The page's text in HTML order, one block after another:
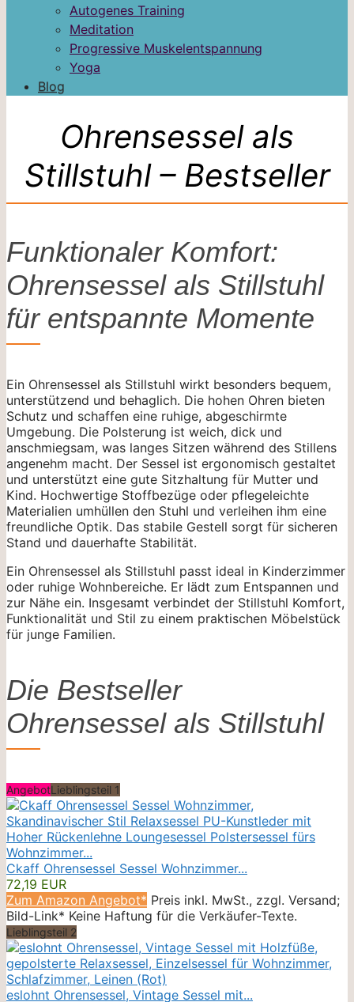
Autogenes Training
Meditation
Progressive Muskelentspannung
Yoga
Blog
Ohrensessel als
Stillstuhl – Bestseller
Funktionaler Komfort:
Ohrensessel als Stillstuhl
für entspannte Momente
Ein Ohrensessel als Stillstuhl wirkt besonders bequem,
unterstützend und behaglich. Die hohen Ohren bieten
Schutz und schaffen eine ruhige, abgeschirmte
Umgebung. Die Polsterung ist weich, dick und
anschmiegsam, was langes Sitzen während des Stillens
angenehm macht. Der Sessel ist ergonomisch gestaltet
und unterstützt eine gute Sitzhaltung für Mutter und
Kind. Hochwertige Stoffbezüge oder pflegeleichte
Materialien umhüllen den Stuhl und verleihen ihm eine
freundliche Optik. Das stabile Gestell sorgt für sicheren
Stand und dauerhafte Stabilität.
Ein Ohrensessel als Stillstuhl passt ideal in Kinderzimmer
oder ruhige Wohnbereiche. Er lädt zum Entspannen und
zur Nähe ein. Insgesamt verbindet der Stillstuhl Komfort,
Funktionalität und Stil zu einem praktischen Möbelstück
für junge Familien.
Die Bestseller
Ohrensessel als Stillstuhl
AngebotLieblingsteil 1
Ckaff Ohrensessel Sessel Wohnzimmer...
72,19 EUR
Zum Amazon Angebot* Preis inkl. MwSt., zzgl. Versand;
Bild-Link* Keine Haftung für die Verkäufer-Texte.
Lieblingsteil 2
eslohnt Ohrensessel, Vintage Sessel mit...